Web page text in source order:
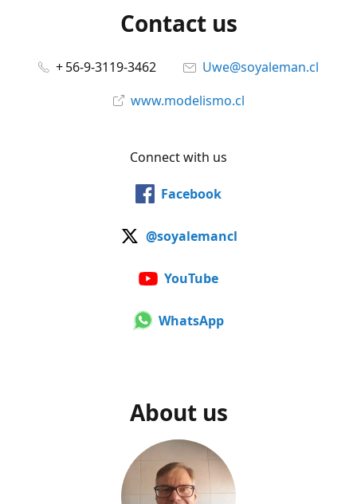
Contact us
+ 56-9-3119-3462
Uwe@soyaleman.cl
www.modelismo.cl
Connect with us
Facebook
@soyalemancl
YouTube
WhatsApp
About us